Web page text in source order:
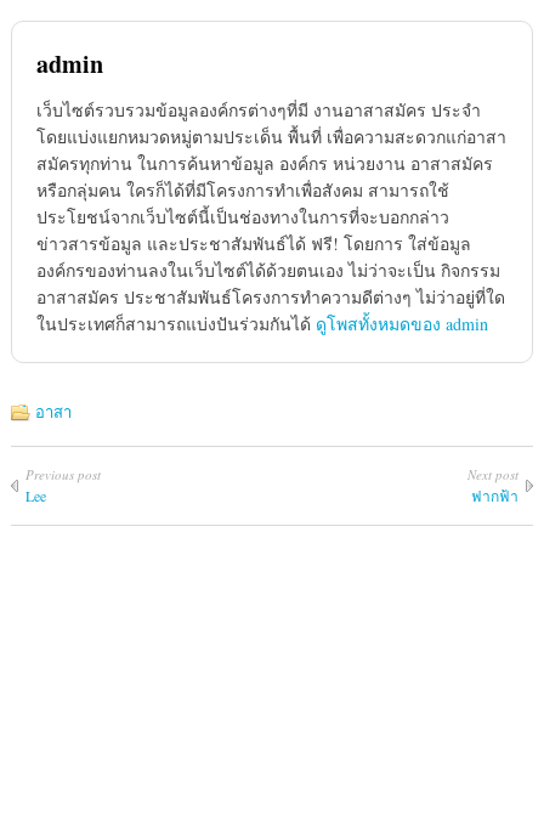
admin
เว็บไซต์รวบรวมข้อมูลองค์กรต่างๆที่มี งานอาสาสมัคร ประจำ
โดยแบ่งแยกหมวดหมู่ตามประเด็น พื้นที่ เพื่อความสะดวกแก่อาสา
สมัครทุกท่าน ในการค้นหาข้อมูล องค์กร หน่วยงาน อาสาสมัคร
หรือกลุ่มคน ใครก็ได้ที่มีโครงการทำเพื่อสังคม สามารถใช้
ประโยชน์จากเว็บไซต์นี้เป็นช่องทางในการที่จะบอกกล่าว
ข่าวสารข้อมูล และประชาสัมพันธ์ได้ ฟรี! โดยการ ใส่ข้อมูล
องค์กรของท่านลงในเว็บไซต์ได้ด้วยตนเอง ไม่ว่าจะเป็น กิจกรรม
อาสาสมัคร ประชาสัมพันธ์โครงการทำความดีต่างๆ ไม่ว่าอยู่ที่ใด
ในประเทศก็สามารถแบ่งปันร่วมกันได้ ดูโพสทั้งหมดของ admin
อาสา
Previous post
Lee
Next post
ฟากฟ้า